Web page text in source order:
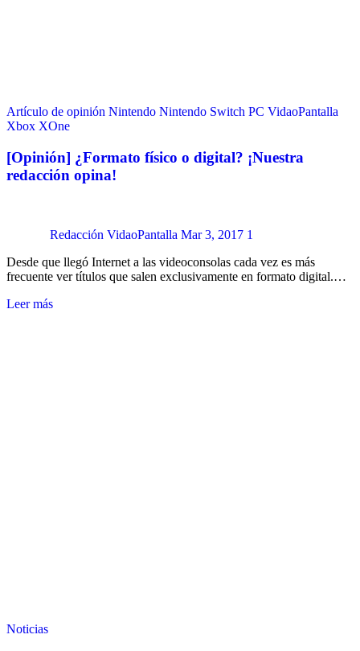
Artículo de opinión Nintendo Nintendo Switch PC VidaoPantalla
Xbox XOne
[Opinión] ¿Formato físico o digital? ¡Nuestra
redacción opina!
Redacción VidaoPantalla Mar 3, 2017 1
Desde que llegó Internet a las videoconsolas cada vez es más
frecuente ver títulos que salen exclusivamente en formato digital.…
Leer más
Noticias